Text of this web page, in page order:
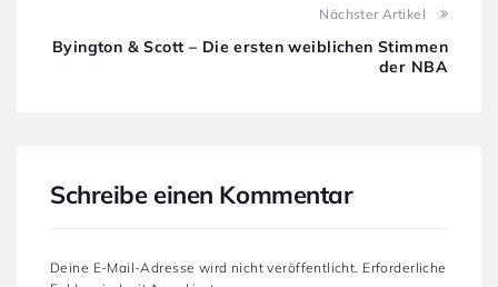
Nächster Artikel
Byington & Scott – Die ersten weiblichen Stimmen
der NBA
Schreibe einen Kommentar
Deine E-Mail-Adresse wird nicht veröffentlicht. Erforderliche